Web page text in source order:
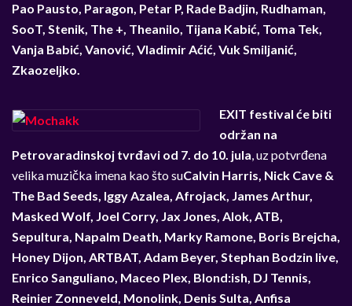
Pao Pausto, Paragon, Petar P, Rade Badjin, Rudhaman,
SooT, Stenik, The +, Theanilo, Tijana Kabić, Toma Tek,
Vanja Babić, Vanović, Vladimir Aćić, Vuk Smiljanić,
Zkaozeljko.
EXIT festival će biti
održan na
Petrovaradinskoj tvrđavi od 7. do 10. jula, uz potvrđena
velika muzička imena kao što suCalvin Harris, Nick Cave &
The Bad Seeds, Iggy Azalea, Afrojack, James Arthur,
Masked Wolf, Joel Corry, Jax Jones, Alok, ATB,
Sepultura, Napalm Death, Marky Ramone, Boris Brejcha,
Honey Dijon, ARTBAT, Adam Beyer, Stephan Bodzin live,
Enrico Sanguliano, Maceo Plex, Blond:ish, DJ Tennis,
Reinier Zonneveld, Monolink, Denis Sulta, Anfisa